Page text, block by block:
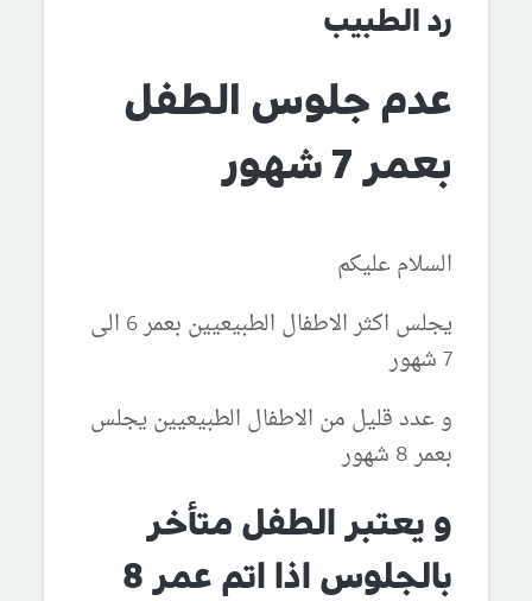
رد الطبيب
عدم جلوس الطفل
بعمر 7 شهور
السلام عليكم
يجلس اكثر الاطفال الطبيعيين بعمر 6 الى
7 شهور
و عدد قليل من الاطفال الطبيعيين يجلس
بعمر 8 شهور
و يعتبر الطفل متأخر
بالجلوس اذا اتم عمر 8